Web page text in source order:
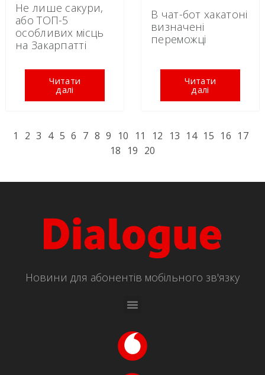
Не лише сакури,
або ТОП-5
особливих місць
на Закарпатті
Читати
далі
В чат-бот хакатоні
визначені
переможці
Читати
далі
1 2 3 4 5 6 7 8 9 10 11 12 13 14 15 16 17
18
19 20
Новини для абонентів мобільного зв'язку